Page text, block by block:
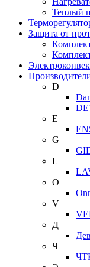
Теплый
Защита от
D
E
G
L
O
V
Д
Ч